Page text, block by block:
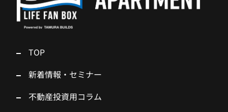
TOP
新着情報・セミナー
不動産投資用コラム